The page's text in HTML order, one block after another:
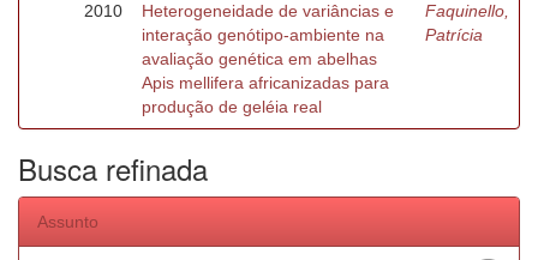
2010
Heterogeneidade de variâncias e
interação genótipo-ambiente na
avaliação genética em abelhas
Apis mellifera africanizadas para
produção de geléia real
Faquinello,
Patrícia
Busca refinada
Assunto